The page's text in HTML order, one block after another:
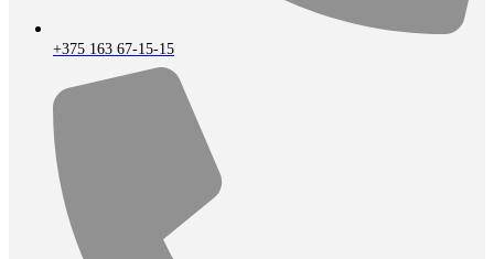
+375 163 67-15-15